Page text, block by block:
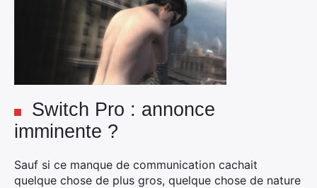
Switch Pro : annonce
imminente ?
Sauf si ce manque de communication cachait
quelque chose de plus gros, quelque chose de nature